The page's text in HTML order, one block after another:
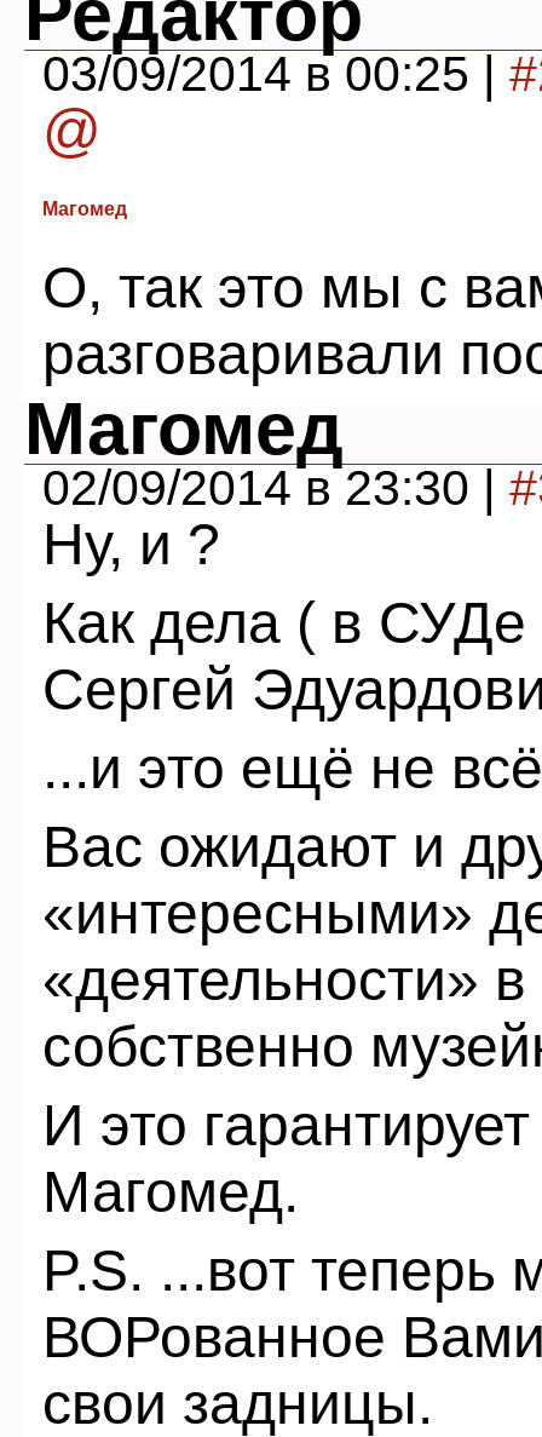
03/09/2014 в 00:25 |
@
Магомед
О, так это мы с
разговаривали
Магомед
02/09/2014 в 23:30 |
Ну, и ?
Как дела ( в
Сергей
...и это ещё не
Вас ожидают и
«интересными»
«деятельности»
собственно
И это
Магомед.
P.S. ...вот теперь
ВОРованное
свои задницы.